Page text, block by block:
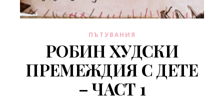
ПЪТУВАНИЯ
РОБИН ХУДСКИ
ПРЕМЕЖДИЯ С ДЕТЕ
– ЧАСТ 1